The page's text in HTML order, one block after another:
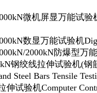
微机屏显万能试验
数显万能试验机
2000kN防爆型万
钢绞线拉伸试验机(钢
Steel Bars Tensile
伸试验机Computer